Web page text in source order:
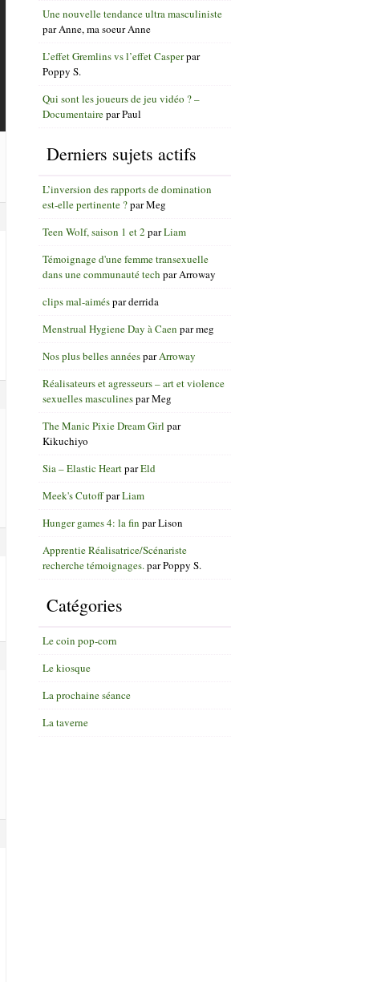
Une nouvelle tendance ultra masculiniste
parAnne, ma soeur Anne
L’effet Gremlins vs l’effet Casperpar
Poppy S.
Qui sont les joueurs de jeu vidéo ? –
DocumentaireparPaul
Derniers sujets actifs
L’inversion des rapports de domination
est-elle pertinente ?parMeg
Teen Wolf, saison 1 et 2 parLiam
Témoignage d'une femme transexuelle
dans une communauté tech parArroway
clips mal-aimésparderrida
Menstrual Hygiene Day à Caen parmeg
Nos plus belles annéesparArroway
Réalisateurs et agresseurs – art et violence
sexuelles masculinesparMeg
The Manic Pixie Dream Girl par
Kikuchiyo
Sia – Elastic HeartparEld
Meek's CutoffparLiam
Hunger games 4: la fin parLison
Apprentie Réalisatrice/Scénariste
recherche témoignages. parPoppy S.
Catégories
Le coin pop-corn
Le kiosque
La prochaine séance
La taverne